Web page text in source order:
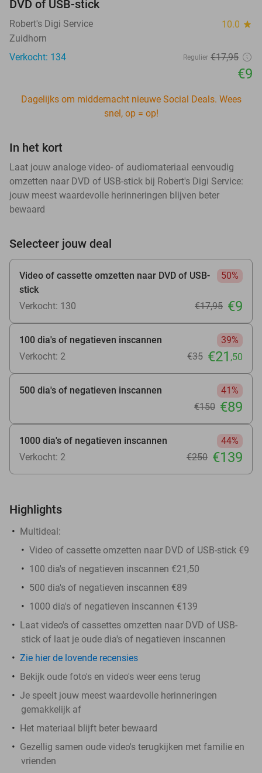
DVD of USB-stick
Robert's Digi Service 10.0 star
Zuidhorn
Verkocht: 134
Regulier €17,95
€9
Dagelijks om middernacht nieuwe Social Deals. Wees
snel, op = op!
In het kort
Laat jouw analoge video- of audiomateriaal eenvoudig
omzetten naar DVD of USB-stick bij Robert's Digi Service:
jouw meest waardevolle herinneringen blijven beter
bewaard
Selecteer jouw deal
Video of cassette omzetten naar DVD of USB-
stick
50%
Verkocht: 130 €17,95 €9
100 dia's of negatieven inscannen
39%
Verkocht: 2
€35 €21 ,50
500 dia's of negatieven inscannen
41%
€150 €89
1000 dia's of negatieven inscannen
44%
Verkocht: 2
€250 €139
Highlights
Multideal:
Video of cassette omzetten naar DVD of USB-stick €9
100 dia's of negatieven inscannen €21,50
500 dia's of negatieven inscannen €89
1000 dia's of negatieven inscannen €139
Laat video's of cassettes omzetten naar DVD of USB-
stick of laat je oude dia's of negatieven inscannen
Zie hier de lovende recensies
Bekijk oude foto's en video's weer eens terug
Je speelt jouw meest waardevolle herinneringen
gemakkelijk af
Het materiaal blijft beter bewaard
Gezellig samen oude video's terugkijken met familie en
vrienden